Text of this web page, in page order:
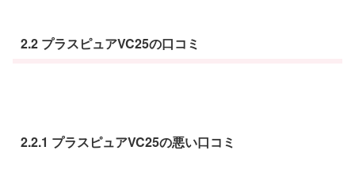
2.2 プラスピュアVC25の口コミ
2.2.1 プラスピュアVC25の悪い口コミ